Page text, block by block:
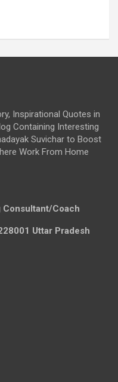
Inspirational Quotes in
Containing Interesting
Suvichar to Boost
Work From Home
Consultant/Coach
Uttar Pradesh